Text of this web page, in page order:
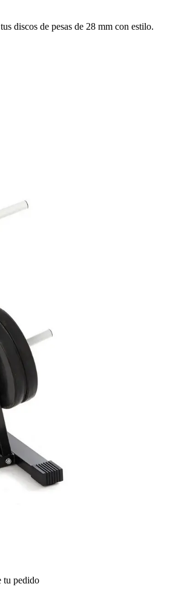
discos de pesas de 28 mm con estilo.
tu pedido